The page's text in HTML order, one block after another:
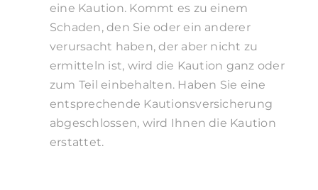
eine Kaution. Kommt es zu einem
Schaden, den Sie oder ein anderer
verursacht haben, der aber nicht zu
ermitteln ist, wird die Kaution ganz oder
zum Teil einbehalten. Haben Sie eine
entsprechende Kautionsversicherung
abgeschlossen, wird Ihnen die Kaution
erstattet.